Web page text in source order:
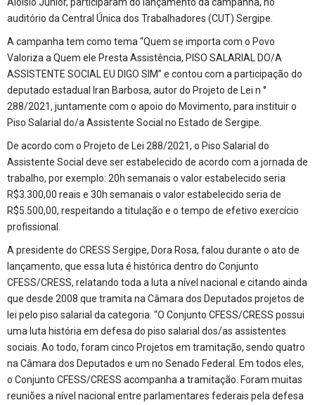
auditório da Central Única dos Trabalhadores (CUT) Sergipe.
A campanha tem como tema “Quem se importa com o Povo
Valoriza a Quem ele Presta Assistência, PISO SALARIAL DO/A
ASSISTENTE SOCIAL EU DIGO SIM” e contou com a participação do
deputado estadual Iran Barbosa, autor do Projeto de Lei n °
288/2021, juntamente com o apoio do Movimento, para instituir o
Piso Salarial do/a Assistente Social no Estado de Sergipe.
De acordo com o Projeto de Lei 288/2021, o Piso Salarial do
Assistente Social deve ser estabelecido de acordo com a jornada de
trabalho, por exemplo: 20h semanais o valor estabelecido seria
R$3.300,00 reais e 30h semanais o valor estabelecido seria de
R$5.500,00, respeitando a titulação e o tempo de efetivo exercício
profissional.
A presidente do CRESS Sergipe, Dora Rosa, falou durante o ato de
lançamento, que essa luta é histórica dentro do Conjunto
CFESS/CRESS, relatando toda a luta a nível nacional e citando ainda
que desde 2008 que tramita na Câmara dos Deputados projetos de
lei pelo piso salarial da categoria. “O Conjunto CFESS/CRESS possui
uma luta história em defesa do piso salarial dos/as assistentes
sociais. Ao todo, foram cinco Projetos em tramitação, sendo quatro
na Câmara dos Deputados e um no Senado Federal. Em todos eles,
o Conjunto CFESS/CRESS acompanha a tramitação. Foram muitas
reuniões a nível nacional entre parlamentares federais pela defesa